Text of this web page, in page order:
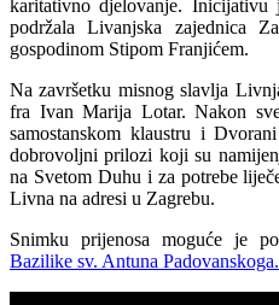
karitativno djelovanje. Inicijativu
podržala Livanjska zajednica
gospodinom Stipom Franjićem.
Na završetku misnog slavlja
fra Ivan Marija Lotar. Nakon
samostanskom klaustru i
dobrovoljni prilozi koji su
na Svetom Duhu i za potrebe
Livna na adresi u Zagrebu.
Snimku prijenosa moguće je
Bazilike sv. Antuna Padovanskoga.